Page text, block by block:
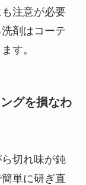
注意が必要
剤はコーテ
す。
グを損なわ
切れ味が鈍
単に研ぎ直